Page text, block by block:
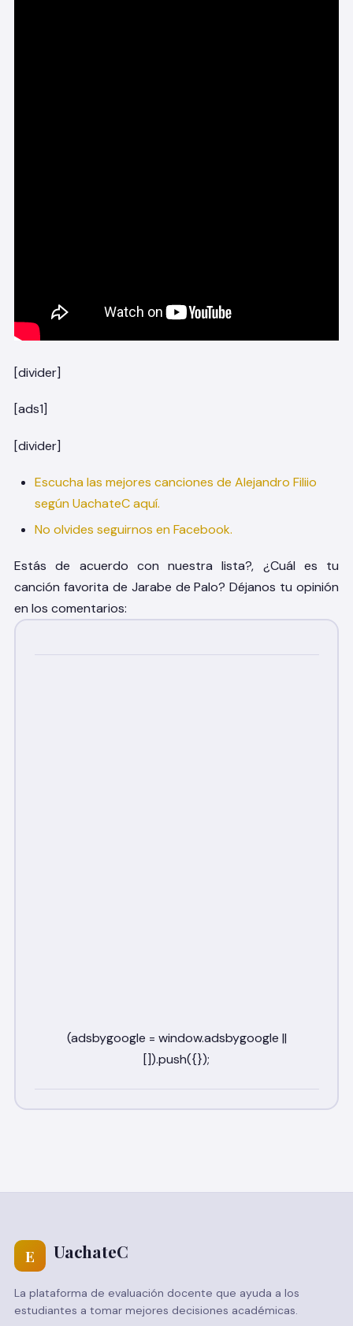
[divider]
[ads1]
[divider]
Escucha las mejores canciones de Alejandro Filiio
según UachateC aquí.
No olvides seguirnos en Facebook.
Estás de acuerdo con nuestra lista?, ¿Cuál es tu
canción favorita de Jarabe de Palo? Déjanos tu opinión
en los comentarios:
E UachateC
La plataforma de evaluación docente que ayuda a los
estudiantes a tomar mejores decisiones académicas.